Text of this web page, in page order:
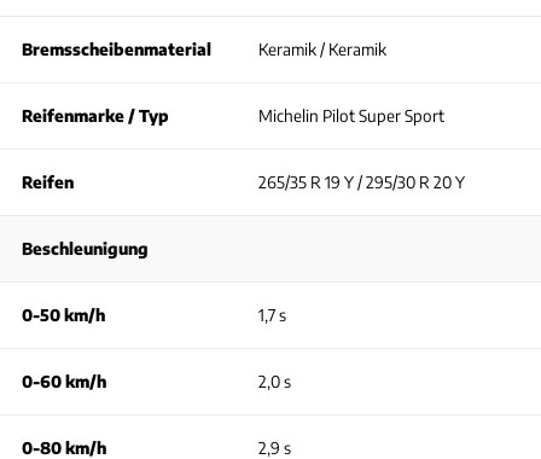
Bremsscheibenmaterial Keramik / Keramik
Reifenmarke / Typ Michelin Pilot Super Sport
Reifen 265/35 R 19 Y / 295/30 R 20 Y
Beschleunigung
0-50 km/h 1,7 s
0-60 km/h 2,0 s
0-80 km/h 2,9 s